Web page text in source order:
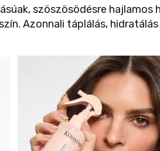
szöszösödésre hajlamos
Azonnali táplálás,